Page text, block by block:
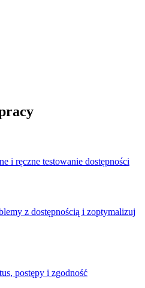
i ręczne testowanie dostępności
z dostępnością i zoptymalizuj
postępy i zgodność